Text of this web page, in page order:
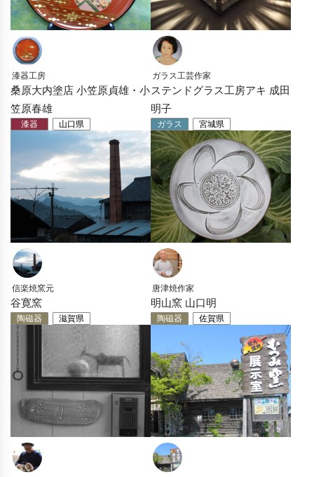
漆器工房
桑原大内塗店 小笠原貞雄・小
笠原春雄
漆器 山口県
ガラス工芸作家
ステンドグラス工房アキ 成田
明子
ガラス 宮城県
信楽焼窯元
谷寛窯
陶磁器 滋賀県
唐津焼作家
明山窯 山口明
陶磁器 佐賀県